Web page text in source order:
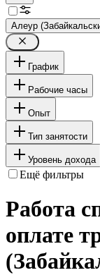
Алеур
График
Рабочие часы
Опыт
Тип занятости
Уровень дохода
Ещё фильтры
Работа
оплате